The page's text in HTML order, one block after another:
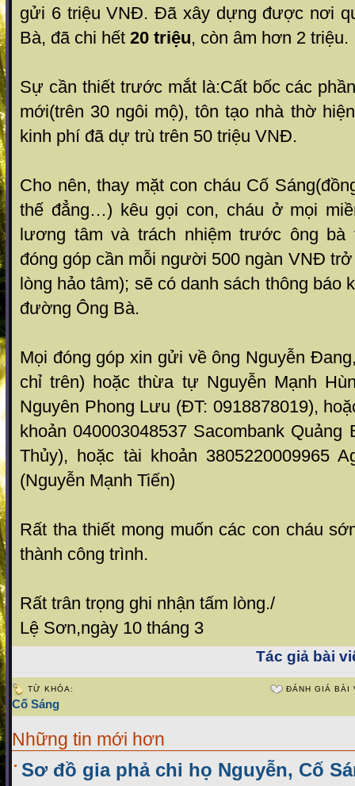
gửi 6 triệu VNĐ. Đã xây dựng được nơi
Bà, đã chi hết 20 triệu, còn âm hơn 2 triệu.
Sự cần thiết trước mắt là:Cất bốc các
mới(trên 30 ngôi mộ), tôn tạo nhà thờ
kinh phí đã dự trù trên 50 triệu VNĐ.
Cho nên, thay mặt con cháu Cố
thế đẳng…) kêu gọi con, cháu ở mọi
lương tâm và trách nhiệm trước ông
đóng góp cần mỗi người 500 ngàn VNĐ
lòng hảo tâm); sẽ có danh sách thông báo
đường Ông Bà.
Mọi đóng góp xin gửi về ông Nguyễn
chỉ trên) hoặc thừa tự Nguyễn Mạnh
Nguyên Phong Lưu (ĐT: 0918878019),
khoản 040003048537 Sacombank Quảng
Thủy), hoặc tài khoản 3805220009965
(Nguyễn Mạnh Tiến)
Rất tha thiết mong muốn các con cháu
thành công trình.
Rất trân trọng ghi nhận tấm lòng./
Lệ Sơn,ngày 10 tháng 3
Tác giả bài
TỪ KHÓA:
Cố Sáng
ĐÁNH GIÁ BÀI
Những tin mới hơn
Sơ đồ gia phả chi họ Nguyễn, Cố